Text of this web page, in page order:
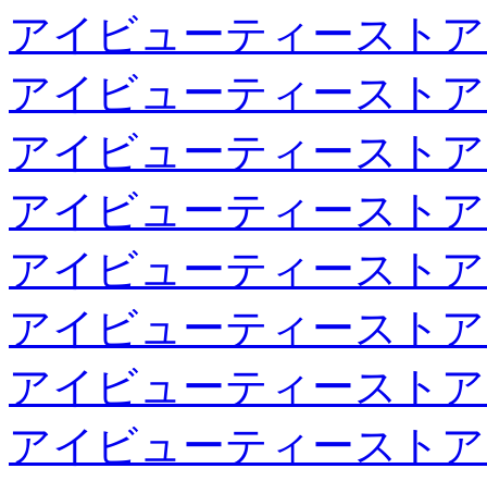
アイビューティースト
アイビューティースト
アイビューティースト
アイビューティースト
アイビューティースト
アイビューティースト
アイビューティースト
アイビューティースト